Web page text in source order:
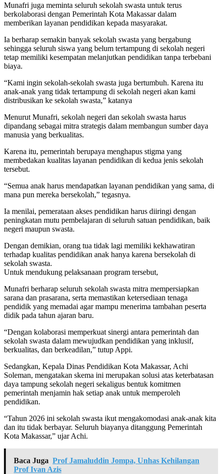
Munafri juga meminta seluruh sekolah swasta untuk terus
berkolaborasi dengan Pemerintah Kota Makassar dalam
memberikan layanan pendidikan kepada masyarakat.
Ia berharap semakin banyak sekolah swasta yang bergabung
sehingga seluruh siswa yang belum tertampung di sekolah negeri
tetap memiliki kesempatan melanjutkan pendidikan tanpa terbebani
biaya.
“Kami ingin sekolah-sekolah swasta juga bertumbuh. Karena itu
anak-anak yang tidak tertampung di sekolah negeri akan kami
distribusikan ke sekolah swasta,” katanya
Menurut Munafri, sekolah negeri dan sekolah swasta harus
dipandang sebagai mitra strategis dalam membangun sumber daya
manusia yang berkualitas.
Karena itu, pemerintah berupaya menghapus stigma yang
membedakan kualitas layanan pendidikan di kedua jenis sekolah
tersebut.
“Semua anak harus mendapatkan layanan pendidikan yang sama, di
mana pun mereka bersekolah,” tegasnya.
Ia menilai, pemerataan akses pendidikan harus diiringi dengan
peningkatan mutu pembelajaran di seluruh satuan pendidikan, baik
negeri maupun swasta.
Dengan demikian, orang tua tidak lagi memiliki kekhawatiran
terhadap kualitas pendidikan anak hanya karena bersekolah di
sekolah swasta.
Untuk mendukung pelaksanaan program tersebut,
Munafri berharap seluruh sekolah swasta mitra mempersiapkan
sarana dan prasarana, serta memastikan ketersediaan tenaga
pendidik yang memadai agar mampu menerima tambahan peserta
didik pada tahun ajaran baru.
“Dengan kolaborasi memperkuat sinergi antara pemerintah dan
sekolah swasta dalam mewujudkan pendidikan yang inklusif,
berkualitas, dan berkeadilan,” tutup Appi.
Sedangkan, Kepala Dinas Pendidikan Kota Makassar, Achi
Soleman, mengatakan skema ini merupakan solusi atas keterbatasan
daya tampung sekolah negeri sekaligus bentuk komitmen
pemerintah menjamin hak setiap anak untuk memperoleh
pendidikan.
“Tahun 2026 ini sekolah swasta ikut mengakomodasi anak-anak kita
dan itu tidak berbayar. Seluruh biayanya ditanggung Pemerintah
Kota Makassar,” ujar Achi.
Baca Juga Prof Jamaluddin Jompa, Unhas Kehilangan
Prof Ivan Azis